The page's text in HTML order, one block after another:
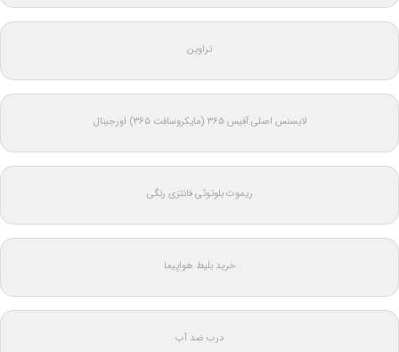
تراوین
لایسنس اصلی آفیس ۳۶۵ (مایکروسافت ۳۶۵) اورجینال
ریموت بلوتوثی فانتزی رنگی
خرید بلیط هواپیما
درب ضد آب